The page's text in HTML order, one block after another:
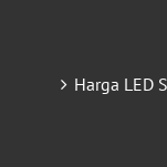
Harga LED